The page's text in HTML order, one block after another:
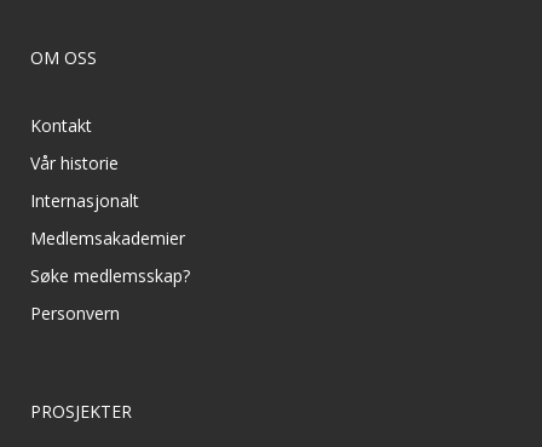
OM OSS
Kontakt
Vår historie
Internasjonalt
Medlemsakademier
Søke medlemsskap?
Personvern
PROSJEKTER